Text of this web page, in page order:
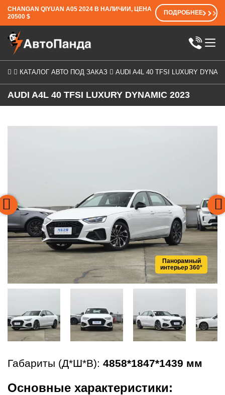
CHANGAN QIYUAN A05 2024 В НАЛИЧИИ, ЦЕНА
20500 $
ПОДРОБНЕЕ
КАТАЛОГ АВТО ПОД ЗАКАЗ AUDI A4L 40 TFSI LUXURY
AUDI A4L 40 TFSI LUXURY DYNAMIC 2023
Панорамный
интерьер 360°
Габариты (Д*Ш*В): 4858*1847*1439 мм
Основные характеристики: